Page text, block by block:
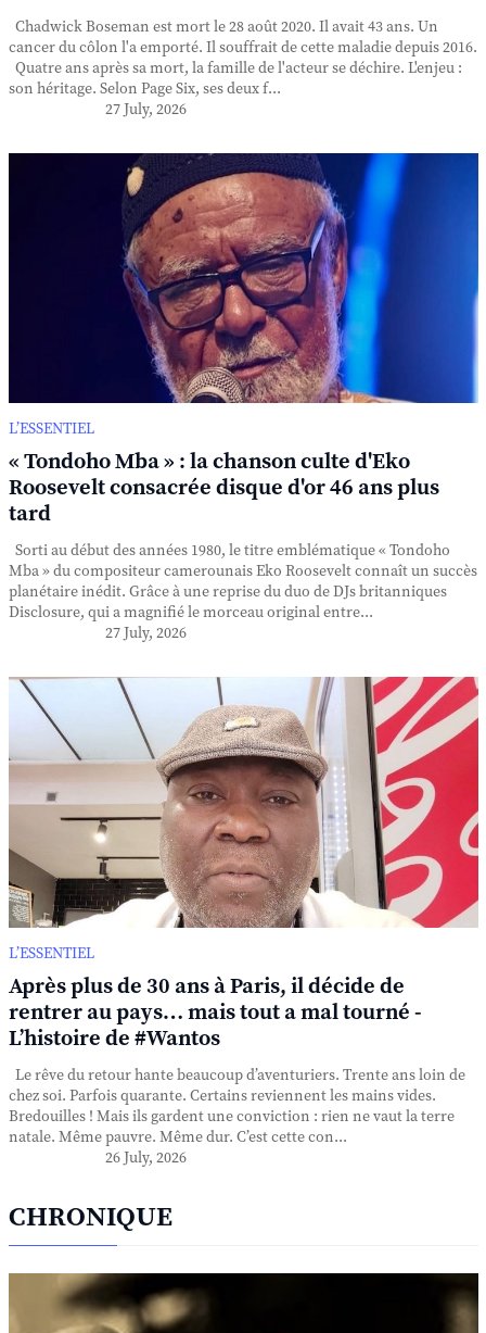
Chadwick Boseman est mort le 28 août 2020. Il avait 43 ans. Un
cancer du côlon l'a emporté. Il souffrait de cette maladie depuis 2016.
Quatre ans après sa mort, la famille de l'acteur se déchire. L'enjeu :
son héritage. Selon Page Six, ses deux f...
27 July, 2026
L’ESSENTIEL
« Tondoho Mba » : la chanson culte d'Eko
Roosevelt consacrée disque d'or 46 ans plus
tard
Sorti au début des années 1980, le titre emblématique « Tondoho
Mba » du compositeur camerounais Eko Roosevelt connaît un succès
planétaire inédit. Grâce à une reprise du duo de DJs britanniques
Disclosure, qui a magnifié le morceau original entre...
27 July, 2026
L’ESSENTIEL
Après plus de 30 ans à Paris, il décide de
rentrer au pays… mais tout a mal tourné -
L’histoire de #Wantos
Le rêve du retour hante beaucoup d’aventuriers. Trente ans loin de
chez soi. Parfois quarante. Certains reviennent les mains vides.
Bredouilles ! Mais ils gardent une conviction : rien ne vaut la terre
natale. Même pauvre. Même dur. C’est cette con...
26 July, 2026
CHRONIQUE